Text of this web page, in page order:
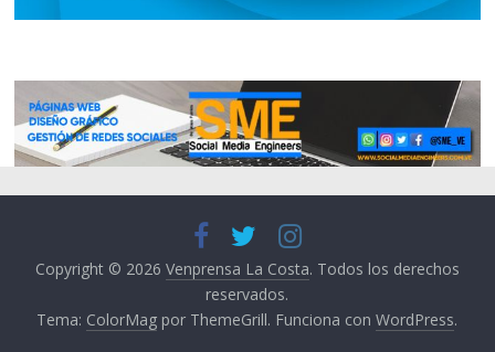
Copyright © 2026 Venprensa La Costa. Todos los derechos
reservados.
Tema: ColorMag por ThemeGrill. Funciona conWordPress.